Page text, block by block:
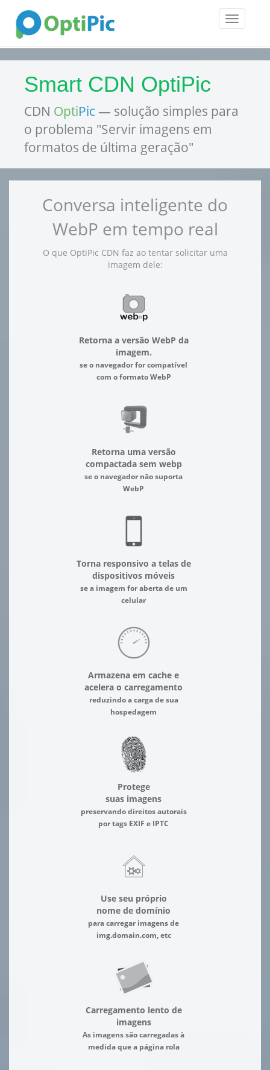
Toggle
Smart CDN OptiPic
CDN OptiPic — solução simples para
o problema "Servir imagens em
formatos de última geração"
Conversa inteligente do
WebP em tempo real
O que OptiPic CDN faz ao tentar solicitar uma
imagem dele:
Retorna a versão WebP da
imagem.
se o navegador for compatível
com o formato WebP
Retorna uma versão
compactada sem webp
se o navegador não suporta
WebP
Torna responsivo a telas de
dispositivos móveis
se a imagem for aberta de um
celular
Armazena em cache e
acelera o carregamento
reduzindo a carga de sua
hospedagem
Protege
suas imagens
preservando direitos autorais
por tags EXIF e IPTC
Use seu próprio
nome de domínio
para carregar imagens de
img.domain.com, etc
Carregamento lento de
imagens
As imagens são carregadas à
medida que a página rola